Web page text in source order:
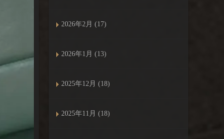
2026年2月 (17)
2026年1月 (13)
2025年12月 (18)
2025年11月 (18)